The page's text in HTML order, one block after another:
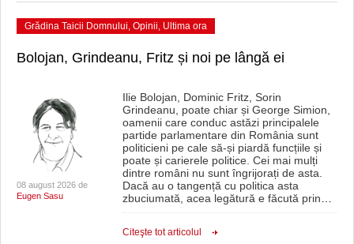
Grădina Taicii Domnului, Opinii, Ultima ora
Bolojan, Grindeanu, Fritz și noi pe lângă ei
08 august 2026 de
Eugen Sasu
Ilie Bolojan, Dominic Fritz, Sorin
Grindeanu, poate chiar și George Simion,
oamenii care conduc astăzi principalele
partide parlamentare din România sunt
politicieni pe cale să-și piardă funcțiile și
poate și carierele politice. Cei mai mulți
dintre români nu sunt îngrijorați de asta.
Dacă au o tangență cu politica asta
zbuciumată, acea legătură e făcută prin
Citeşte tot articolul